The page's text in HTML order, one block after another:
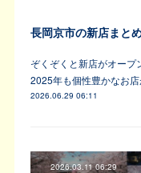
ぞくぞくと新店がオープ
2025年も個性豊かなお
2026.06.29 06:11
2026.03.11 06:29